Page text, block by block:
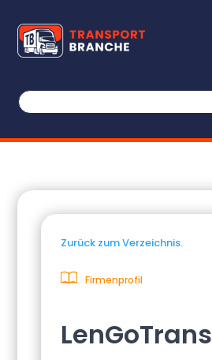
Zurück zum Verzeichnis.
Firmenprofil
LenGoTrans